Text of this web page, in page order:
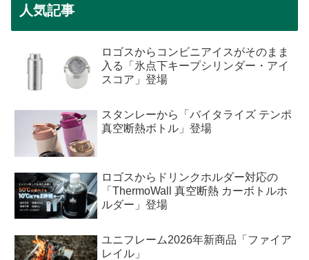
人気記事
ロゴスからコンビニアイスがそのまま
入る「氷点下キープシリンダー・アイ
スコア」登場
スタンレーから「バイタライズ テンポ
真空断熱ボトル」登場
ロゴスからドリンクホルダー対応の
「ThermoWall 真空断熱 カーボトルホ
ルダー」登場
ユニフレーム2026年新商品「ファイア
レイル」